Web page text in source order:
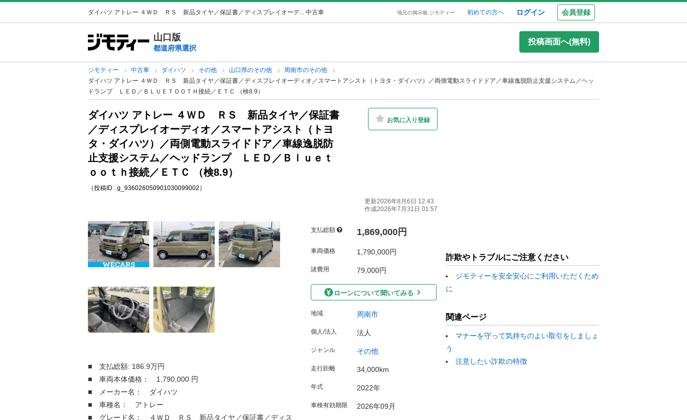
ダイハツ アトレー ４ＷＤ ＲＳ 新品タイヤ／保証書／ディスプレイオーデ... 中古車 地元の掲示板 ジモティー 初めての方へ ログイン 会員登録
山口版
都道府県選択
投稿画面へ(無料)
ジモティー 中古車 ダイハツ その他 山口県のその他
周南市のその他
ダイハツ アトレー ４ＷＤ ＲＳ 新品タイヤ／保証書／ディスプレイオーディオ／スマートアシスト（トヨタ・ダイハツ）／両側電動スライドドア／車線逸脱防止支援システム／ヘッ
ドランプ ＬＥＤ／ＢＬＵＥＴＯＯＴＨ接続／ＥＴＣ （検8.9）
ダイハツ アトレー ４ＷＤ ＲＳ 新品タイヤ／保証書
／ディスプレイオーディオ／スマートアシスト（トヨ
タ・ダイハツ）／両側電動スライドドア／車線逸脱防
止支援システム／ヘッドランプ ＬＥＤ／Ｂｌｕｅｔ
ｏｏｔｈ接続／ＥＴＣ （検8.9）
（投稿ID : g_936026050901030099002）
お気に入り登録
更新2026年8月6日 12:43
作成2026年7月31日 01:57
■ 支払総額: 186.9万円
■ 車両本体価格： 1,790,000 円
■ メーカー名： ダイハツ
■ 車種名： アトレー
■ グレード名： ４ＷＤ ＲＳ 新品タイヤ／保証書／ディス
支払総額 1,869,000円
車両価格 1,790,000円
諸費用 79,000円
ローンについて聞いてみる
地域 周南市
個人/法人 法人
ジャンル その他
走行距離 34,000km
年式 2022年
車検有効期限 2026年09月
詐欺やトラブルにご注意ください
ジモティーを安全安心にご利用いただくため
に
関連ページ
マナーを守って気持ちのよい取引をしましょ
う
注意したい詐欺の特徴